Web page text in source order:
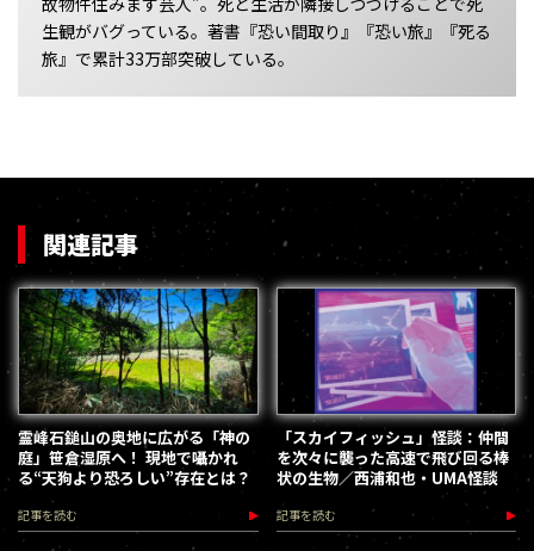
生観がバグっている。著書『恐い間取り』『恐い旅』『死る
旅』で累計33万部突破している。
関連記事
霊峰石鎚山の奥地に広がる「神の
庭」笹倉湿原へ！ 現地で囁かれ
る“天狗より恐ろしい”存在とは？
記事を読む
「スカイフィッシュ」怪談：仲間
を次々に襲った高速で飛び回る棒
状の生物／西浦和也・UMA怪談
記事を読む